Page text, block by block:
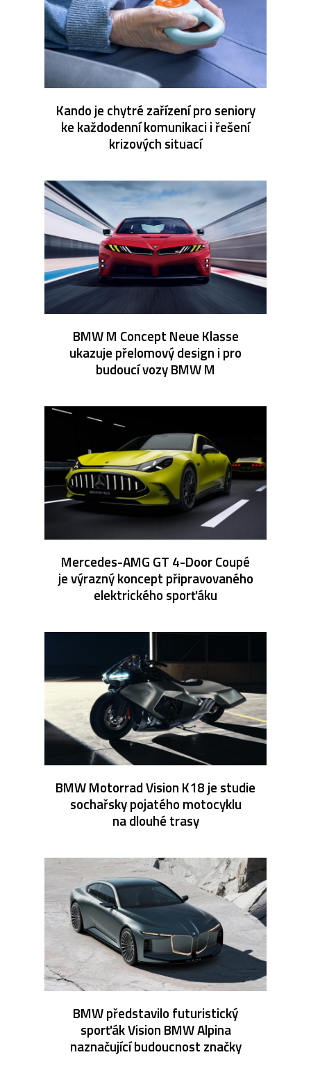
Kando je chytré zařízení pro seniory
ke každodenní komunikaci i řešení
krizových situací
BMW M Concept Neue Klasse
ukazuje přelomový design i pro
budoucí vozy BMW M
Mercedes-AMG GT 4-Door Coupé
je výrazný koncept připravovaného
elektrického sporťáku
BMW Motorrad Vision K18 je studie
sochařsky pojatého motocyklu
na dlouhé trasy
BMW představilo futuristický
sporťák Vision BMW Alpina
naznačující budoucnost značky